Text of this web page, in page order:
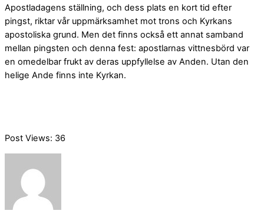
Apostladagens ställning, och dess plats en kort tid efter
pingst, riktar vår uppmärksamhet mot trons och Kyrkans
apostoliska grund. Men det finns också ett annat samband
mellan pingsten och denna fest: apostlarnas vittnesbörd var
en omedelbar frukt av deras uppfyllelse av Anden. Utan den
helige Ande finns inte Kyrkan.
Post Views: 36